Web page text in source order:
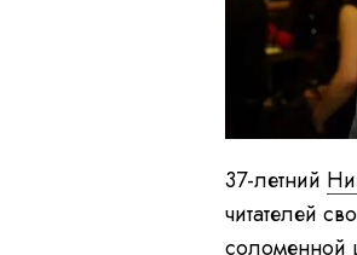
37-летний
читателей
соломенной